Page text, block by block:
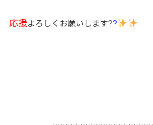
応援よろしくお願いします??